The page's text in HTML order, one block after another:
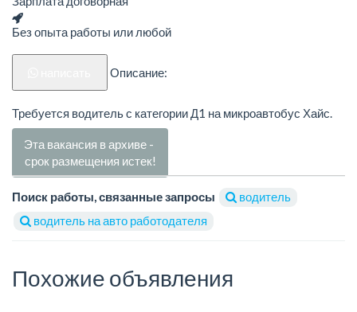
Без опыта работы или любой
Описание:
Требуется водитель с категории Д1 на микроавтобус Хайс.
Эта вакансия в архиве -
срок размещения истек!
Поиск работы, связанные запросы
водитель
водитель на авто работодателя
Похожие объявления